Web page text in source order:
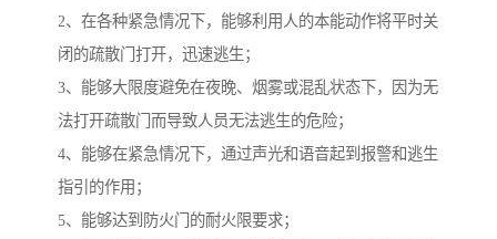
2、在各种紧急情况下，能够利用人的本能动作将平时关
闭的疏散门打开，迅速逃生；
3、能够大限度避免在夜晚、烟雾或混乱状态下，因为无
法打开疏散门而导致人员无法逃生的危险；
4、能够在紧急情况下，通过声光和语音起到报警和逃生
指引的作用；
5、能够达到防火门的耐火限要求；